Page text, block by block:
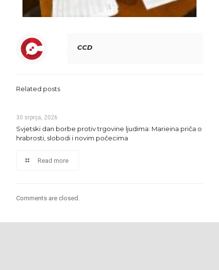
CCD
Related posts
30 srpnja, 2026
Svjetski dan borbe protiv trgovine ljudima: Marieina priča o
hrabrosti, slobodi i novim počecima
Read more
Comments are closed.